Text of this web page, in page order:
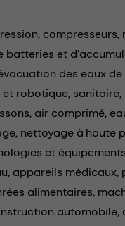
compresseurs,
batteries et
des eaux
robotique, sanitaire,
air comprimé,
nettoyage à haute
et
appareils médicaux,
alimentaires,
automobile,